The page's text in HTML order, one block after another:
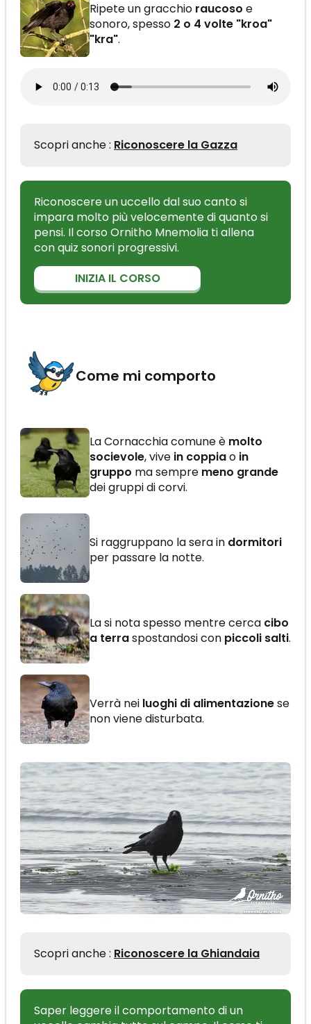
Ripete un gracchio raucoso e
sonoro, spesso 2 o 4 volte "kroa"
"kra".
Scopri anche : Riconoscere la Gazza
Riconoscere un uccello dal suo canto si
impara molto più velocemente di quanto si
pensi. Il corso Ornitho Mnemolia ti allena
con quiz sonori progressivi.
INIZIA IL CORSO
Come mi comporto
La Cornacchia comune è molto
socievole, vive in coppiao in
gruppo ma sempre meno grande
dei gruppi di corvi.
Si raggruppano la sera in dormitori
per passare la notte.
La si nota spesso mentre cerca cibo
a terraspostandosi con piccoli salti.
Verrà nei luoghi di alimentazionese
non viene disturbata.
Scopri anche : Riconoscere la Ghiandaia
Saper leggere il comportamento di un